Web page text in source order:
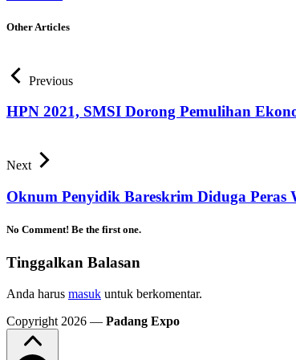
Other Articles
Previous
HPN 2021, SMSI Dorong Pemulihan
Next
Oknum Penyidik Bareskrim Diduga
No Comment! Be the first one.
Tinggalkan Balasan
Anda harus masuk untuk berkomentar.
Copyright 2026 — Padang Expo